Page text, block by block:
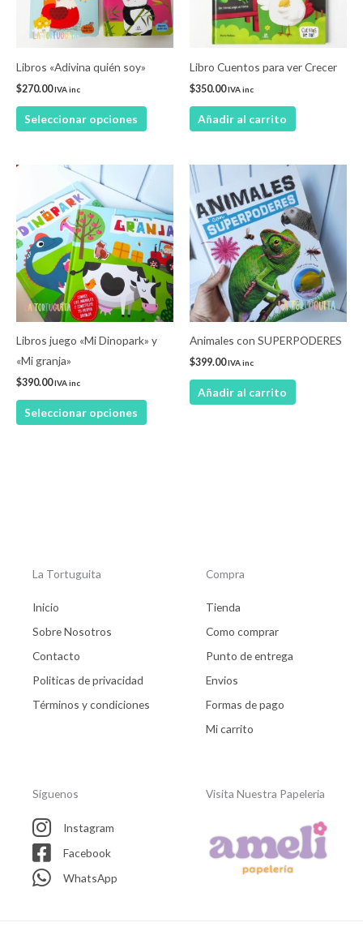
Libros «Adivina quién soy»
$270.00IVA inc
Seleccionar opciones
opciones
se
de
producto
Libro Cuentos para ver Crecer
$350.00IVA inc
Añadir al carrito
Libros juego «Mi Dinopark» y
«Mi granja»
$390.00IVA inc
Seleccionar opciones
Este
tiene
múltiples
variantes.
Las
opciones
se
pueden
la
Animales con SUPERPODERES
$399.00IVA inc
Añadir al carrito
La Tortuguita
Inicio
Sobre Nosotros
Contacto
Politicas de privacidad
Términos y condiciones
Compra
Tienda
Como comprar
Punto de entrega
Envios
Formas de pago
Mi carrito
Síguenos
Instagram
Facebook
WhatsApp
Visita Nuestra Papeleria